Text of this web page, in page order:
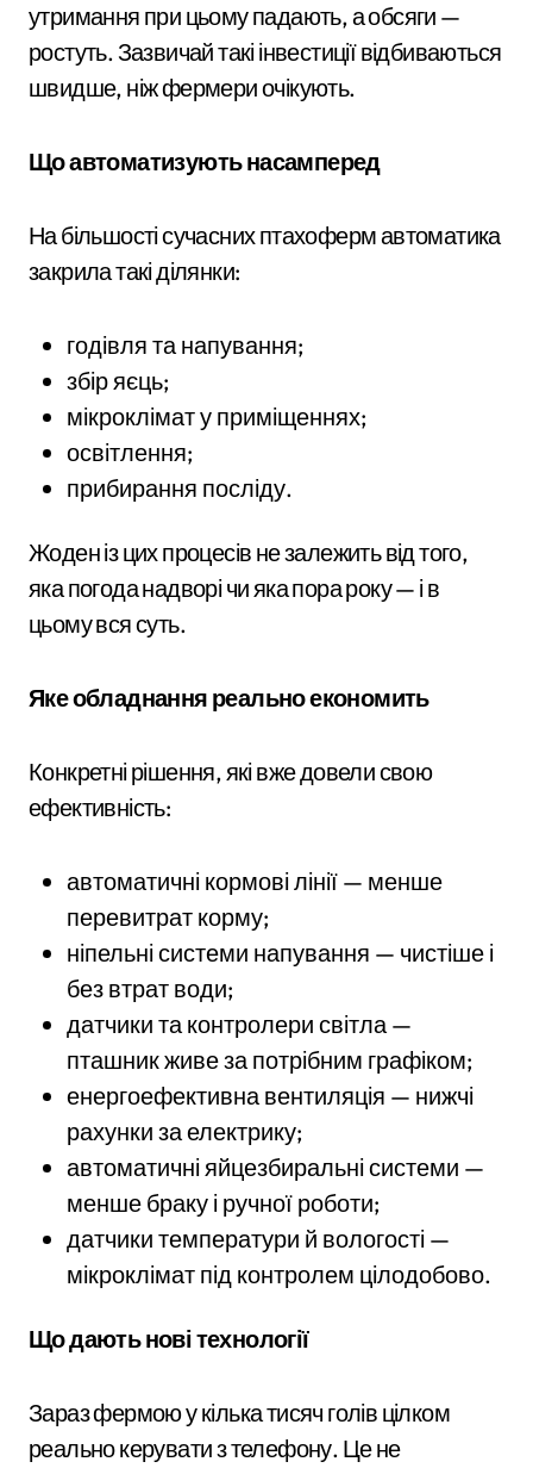
утримання при цьому падають, а обсяги —
ростуть. Зазвичай такі інвестиції відбиваються
швидше, ніж фермери очікують.
Що автоматизують насамперед
На більшості сучасних птахоферм автоматика
закрила такі ділянки:
годівля та напування;
збір яєць;
мікроклімат у приміщеннях;
освітлення;
прибирання посліду.
Жоден із цих процесів не залежить від того,
яка погода надворі чи яка пора року — і в
цьому вся суть.
Яке обладнання реально економить
Конкретні рішення, які вже довели свою
ефективність:
автоматичні кормові лінії — менше
перевитрат корму;
ніпельні системи напування — чистіше і
без втрат води;
датчики та контролери світла —
пташник живе за потрібним графіком;
енергоефективна вентиляція — нижчі
рахунки за електрику;
автоматичні яйцезбиральні системи —
менше браку і ручної роботи;
датчики температури й вологості —
мікроклімат під контролем цілодобово.
Що дають нові технології
Зараз фермою у кілька тисяч голів цілком
реально керувати з телефону. Це не